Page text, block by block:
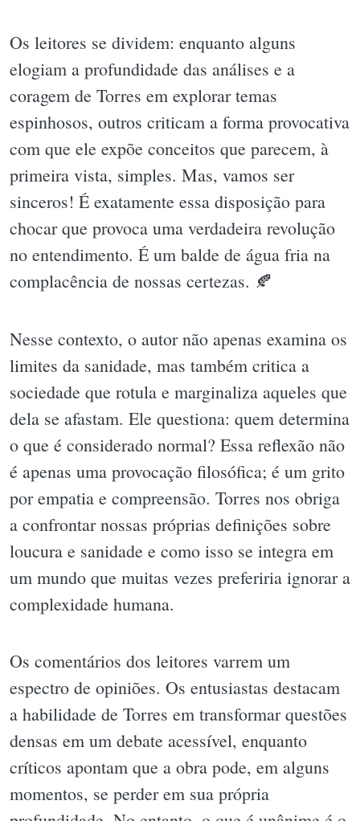
Os leitores se dividem: enquanto alguns
elogiam a profundidade das análises e a
coragem de Torres em explorar temas
espinhosos, outros criticam a forma provocativa
com que ele expõe conceitos que parecem, à
primeira vista, simples. Mas, vamos ser
sinceros! É exatamente essa disposição para
chocar que provoca uma verdadeira revolução
no entendimento. É um balde de água fria na
complacência de nossas certezas. 🍂
Nesse contexto, o autor não apenas examina os
limites da sanidade, mas também critica a
sociedade que rotula e marginaliza aqueles que
dela se afastam. Ele questiona: quem determina
o que é considerado normal? Essa reflexão não
é apenas uma provocação filosófica; é um grito
por empatia e compreensão. Torres nos obriga
a confrontar nossas próprias definições sobre
loucura e sanidade e como isso se integra em
um mundo que muitas vezes preferiria ignorar a
complexidade humana.
Os comentários dos leitores varrem um
espectro de opiniões. Os entusiastas destacam
a habilidade de Torres em transformar questões
densas em um debate acessível, enquanto
críticos apontam que a obra pode, em alguns
momentos, se perder em sua própria